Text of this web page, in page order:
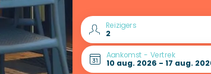
Reizigers
Aankomst - Vertrek